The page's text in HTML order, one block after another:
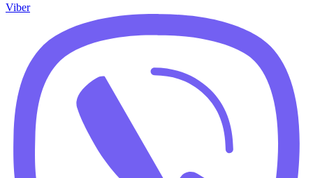
Viber